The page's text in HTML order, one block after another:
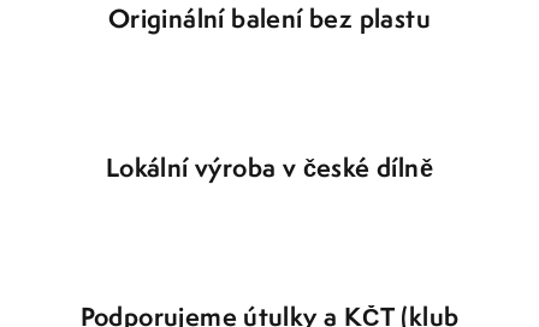
Originální balení bez plastu
Lokální výroba v české dílně
Podporujeme útulky a KČT (klub